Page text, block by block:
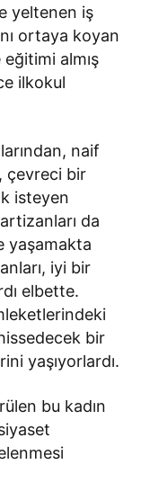
yeltenen iş
ortaya koyan
almış
ilkokul
naif
çevreci bir
isteyen
da
yaşamakta
iyi bir
elbette.
bir
yaşıyorlardı.
bu kadın